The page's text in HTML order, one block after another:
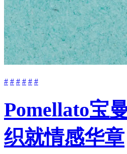
# # # # # #
Pomellato宝
织就情感华章